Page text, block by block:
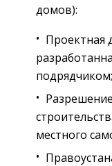
домов):
Проектная
подрядчиком;
местного